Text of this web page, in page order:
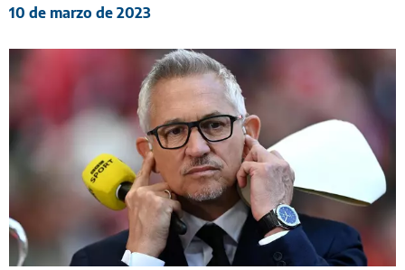
10 de marzo de 2023